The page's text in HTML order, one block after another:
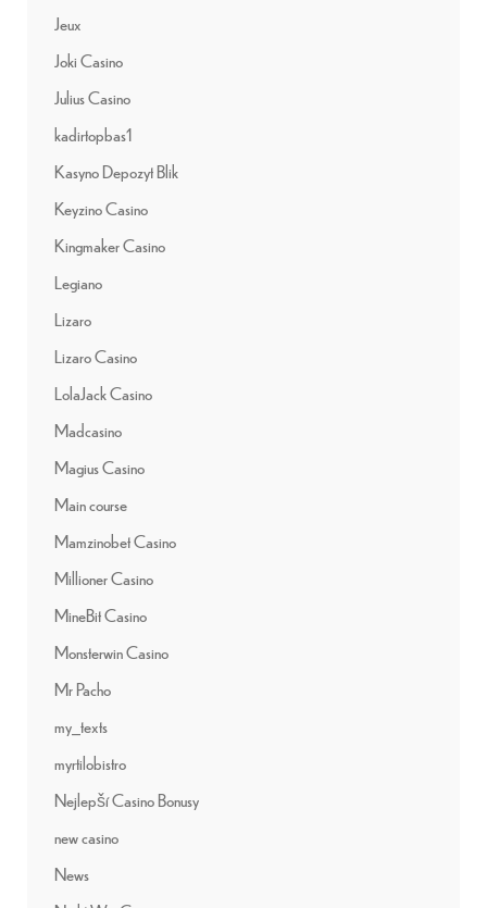
Jeux
Joki Casino
Julius Casino
kadirtopbas1
Kasyno Depozyt Blik
Keyzino Casino
Kingmaker Casino
Legiano
Lizaro
Lizaro Casino
LolaJack Casino
Madcasino
Magius Casino
Main course
Mamzinobet Casino
Millioner Casino
MineBit Casino
Monsterwin Casino
Mr Pacho
my_texts
myrtilobistro
Nejlepší Casino Bonusy
new casino
News